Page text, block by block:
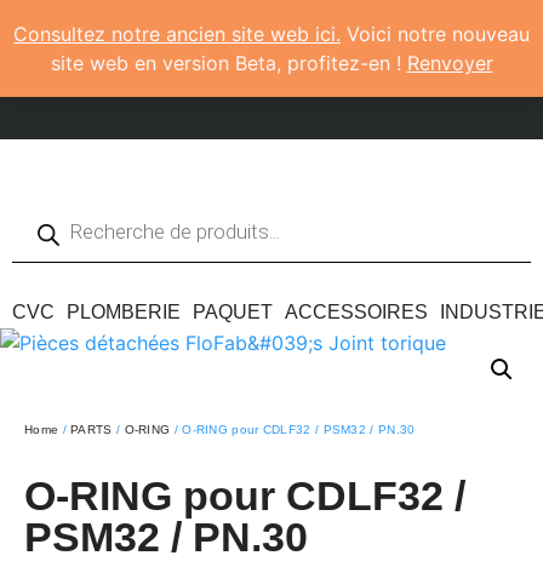
Consultez notre ancien site web ici. Voici notre nouveau
site web en version Beta, profitez-en ! Renvoyer
CVC PLOMBERIE PAQUET ACCESSOIRES
Home /PARTS / O-RING / O-RING pour CDLF32 / PSM32 / PN.30
O-RING pour CDLF32 /
PSM32 / PN.30